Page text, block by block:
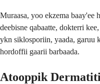
Muraasa, yoo ekzema baay'ee
deebisne qabaatte, dokterri
ykn siklosporiin, yaada, garuu
hordoffii gaarii barbaada.
Atooppik